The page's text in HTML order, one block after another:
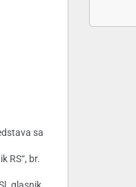
sa
RS“, br.